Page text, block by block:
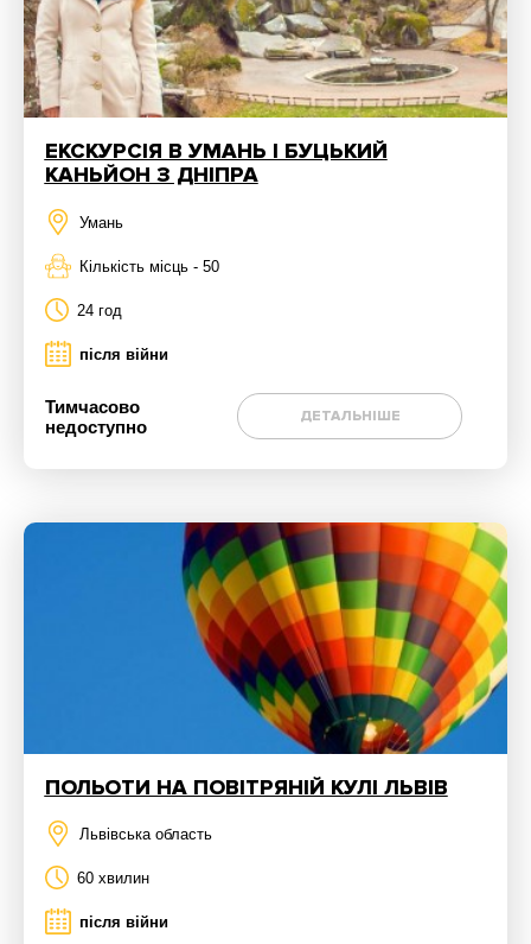
ЕКСКУРСІЯ В УМАНЬ І БУЦЬКИЙ
КАНЬЙОН З ДНІПРА
Умань
Кількість місць - 50
24 год
після війни
Тимчасово
недоступно
ДЕТАЛЬНІШЕ
ПОЛЬОТИ НА ПОВІТРЯНІЙ КУЛІ ЛЬВІВ
Львівська область
60 хвилин
після війни